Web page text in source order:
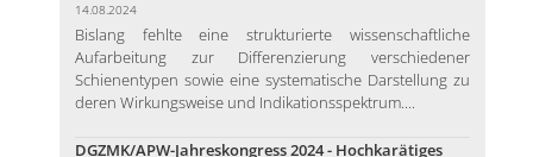
14.08.2024
Bislang fehlte eine strukturierte wissenschaftliche
Aufarbeitung zur Differenzierung verschiedener
Schienentypen sowie eine systematische Darstellung zu
deren Wirkungsweise und Indikationsspektrum....
DGZMK/APW-Jahreskongress 2024 - Hochkarätiges